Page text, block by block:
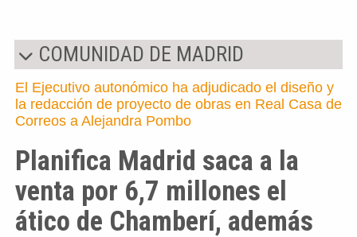
COMUNIDAD DE MADRID
El Ejecutivo autonómico ha adjudicado el diseño y
la redacción de proyecto de obras en Real Casa de
Correos a Alejandra Pombo
Planifica Madrid saca a la
venta por 6,7 millones el
ático de Chamberí, además